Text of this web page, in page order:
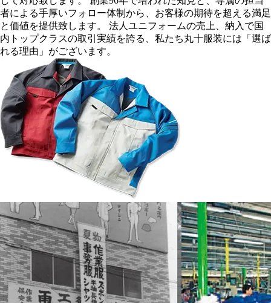
者による手厚いフォロー体制から、お客様の期待を超える満足
と価値を提供致します。 法人ユニフォームの売上、納入で国
内トップクラスの取引実績を誇る、私たち丸十服装には「選ば
れる理由」がございます。